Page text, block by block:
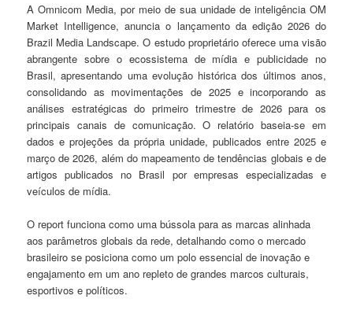
A Omnicom Media, por meio de sua unidade de inteligência OM
Market Intelligence, anuncia o lançamento da edição 2026 do
Brazil Media Landscape. O estudo proprietário oferece uma visão
abrangente sobre o ecossistema de mídia e publicidade no
Brasil, apresentando uma evolução histórica dos últimos anos,
consolidando as movimentações de 2025 e incorporando as
análises estratégicas do primeiro trimestre de 2026 para os
principais canais de comunicação. O relatório baseia-se em
dados e projeções da própria unidade, publicados entre 2025 e
março de 2026, além do mapeamento de tendências globais e de
artigos publicados no Brasil por empresas especializadas e
veículos de mídia.
O report funciona como uma bússola para as marcas alinhada
aos parâmetros globais da rede, detalhando como o mercado
brasileiro se posiciona como um polo essencial de inovação e
engajamento em um ano repleto de grandes marcos culturais,
esportivos e políticos.